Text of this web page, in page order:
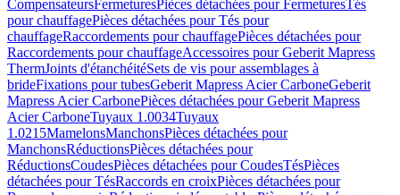
CompensateursFermeturesPièces détachées pour FermeturesTés
pour chauffagePièces détachées pour Tés pour
chauffageRaccordements pour chauffagePièces détachées pour
Raccordements pour chauffageAccessoires pour Geberit Mapress
ThermJoints d'étanchéitéSets de vis pour assemblages à
brideFixations pour tubesGeberit Mapress Acier CarboneGeberit
Mapress Acier CarbonePièces détachées pour Geberit Mapress
Acier CarboneTuyaux 1.0034Tuyaux
1.0215MamelonsManchonsPièces détachées pour
ManchonsRéductionsPièces détachées pour
RéductionsCoudesPièces détachées pour CoudesTésPièces
détachées pour TésRaccords en croixPièces détachées pour